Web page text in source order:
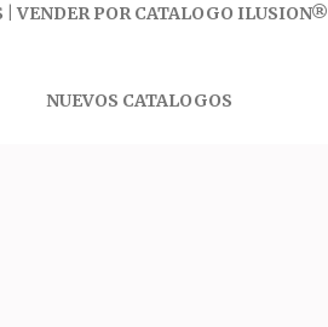
| VENDER POR CATALOGO ILUSION®
NUEVOS CATALOGOS